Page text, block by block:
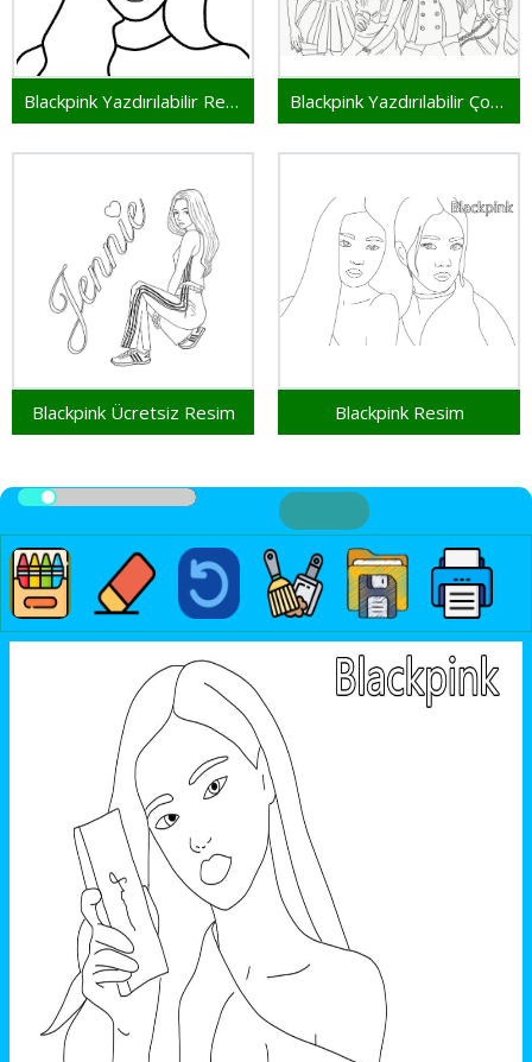
Blackpink Yazdırılabilir Resim Blackpink Yazdırılabilir Çocuklar İçin
Blackpink Ücretsiz Resim Blackpink Resim